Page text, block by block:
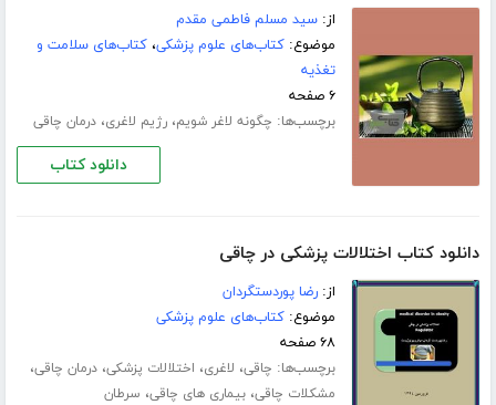
از:سید مسلم فاطمی مقدم
موضوع:کتاب‌های علوم پزشکی،کتاب‌های سلامت و
تغذیه
۶ صفحه
برچسب‌ها: چگونه لاغر شویم،رژیم لاغری،درمان چاقی
دانلود کتاب
دانلود کتاب اختلالات پزشکی در چاقی
از:رضا پوردستگردان
موضوع:کتاب‌های علوم پزشکی
۶۸ صفحه
برچسب‌ها: چاقی، لاغری، اختلالات پزشکی،درمان چاقی،
مشکلات چاقی،بیماری های چاقی، سرطان